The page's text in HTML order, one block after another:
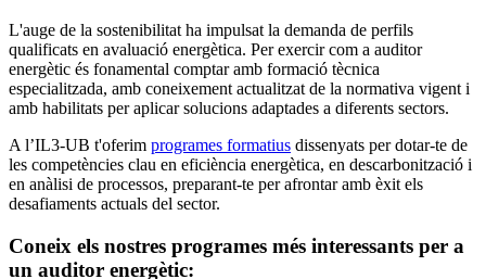
L'auge de la sostenibilitat ha impulsat la demanda de perfils
qualificats en avaluació energètica. Per exercir com a auditor
energètic és fonamental comptar amb formació tècnica
especialitzada, amb coneixement actualitzat de la normativa vigent i
amb habilitats per aplicar solucions adaptades a diferents sectors.
A l’IL3-UB t'oferim programes formatius dissenyats per dotar-te de
les competències clau en eficiència energètica, en descarbonització i
en anàlisi de processos, preparant-te per afrontar amb èxit els
desafiaments actuals del sector.
Coneix els nostres programes més interessants per a
un auditor energètic: